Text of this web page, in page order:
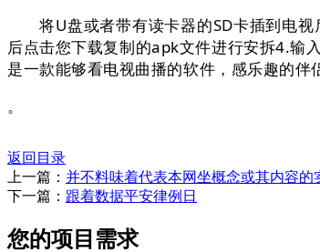
将U盘或者带有读卡器的SD卡插到电视
后点击您下载复制的apk文件进行安拆4.输
是一款能够看电视曲播的软件，感乐趣的
。
返回目录
上一篇： 并不料味着代表本网坐概念或其内容的
下一篇： 跟着数据平安律例日
您的项目需求